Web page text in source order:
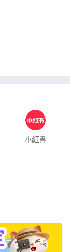
小紅書